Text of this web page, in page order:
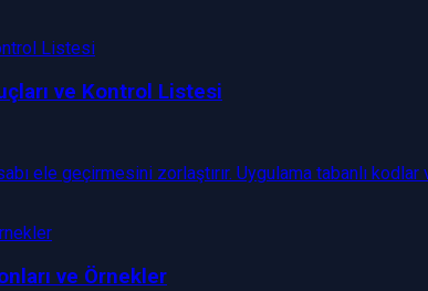
ve Kontrol Listesi
ele geçirmesini zorlaştırır. Uygulama tabanlı kodlar
ve Örnekler